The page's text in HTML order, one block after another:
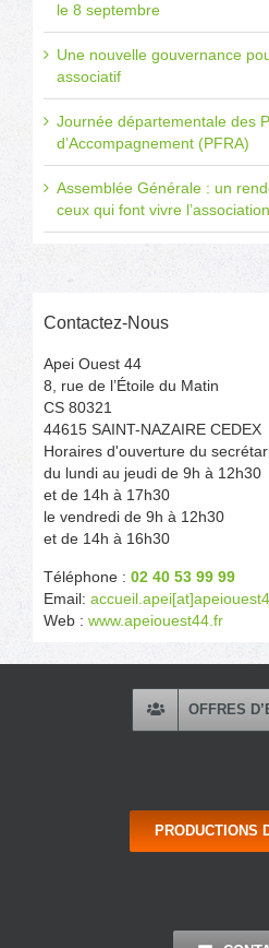
le 8 septembre
Une nouvelle gouvernance
associatif
Journée départementale des
d’Accompagnement (PFRA)
Assemblée Générale : un
ceux qui font vivre l’association
Contactez-Nous
Apei Ouest 44
8, rue de l’Étoile du Matin
CS 80321
44615 SAINT-NAZAIRE CEDEX
Horaires d'ouverture du
du lundi au jeudi de 9h à 12h30
et de 14h à 17h30
le vendredi de 9h à 12h30
et de 14h à 16h30
Téléphone : 02 40 53 99 99
Email:
Web : www.apeiouest44.fr
OFFRES
PRODUCTIONS